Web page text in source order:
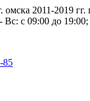
2011-2019 гг.
Вс: с 09:00 до 19:00;
85